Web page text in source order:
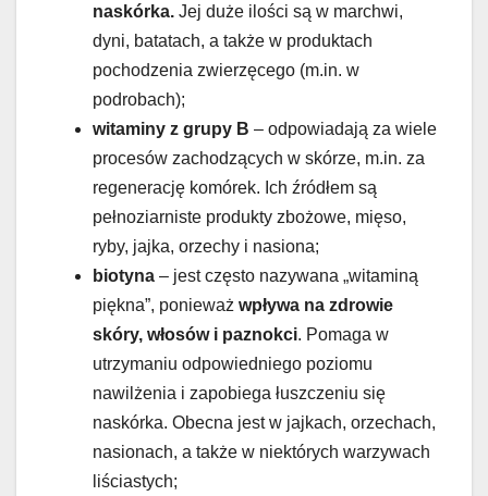
naskórka. Jej duże ilości są w marchwi,
dyni, batatach, a także w produktach
pochodzenia zwierzęcego (m.in. w
podrobach);
witaminy z grupy B – odpowiadają za wiele
procesów zachodzących w skórze, m.in. za
regenerację komórek. Ich źródłem są
pełnoziarniste produkty zbożowe, mięso,
ryby, jajka, orzechy i nasiona;
biotyna – jest często nazywana „witaminą
piękna”, ponieważ wpływa na zdrowie
skóry, włosów i paznokci. Pomaga w
utrzymaniu odpowiedniego poziomu
nawilżenia i zapobiega łuszczeniu się
naskórka. Obecna jest w jajkach, orzechach,
nasionach, a także w niektórych warzywach
liściastych;